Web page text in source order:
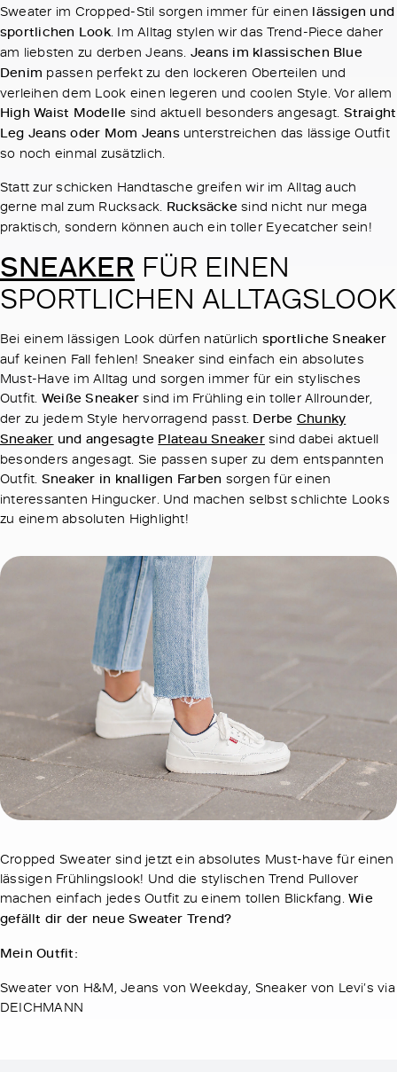
Sweater im Cropped-Stil sorgen immer für einen lässigen und
sportlichen Look. Im Alltag stylen wir das Trend-Piece daher
am liebsten zu derben Jeans. Jeans im klassischen Blue
Denim passen perfekt zu den lockeren Oberteilen und
verleihen dem Look einen legeren und coolen Style. Vor allem
High Waist Modelle sind aktuell besonders angesagt. Straight
Leg Jeans oder Mom Jeansunterstreichen das lässige Outfit
so noch einmal zusätzlich.
Statt zur schicken Handtasche greifen wir im Alltag auch
gerne mal zum Rucksack. Rucksäckesind nicht nur mega
praktisch, sondern können auch ein toller Eyecatcher sein!
SNEAKER FÜR EINEN
SPORTLICHEN ALLTAGSLOOK
Bei einem lässigen Look dürfen natürlich sportliche Sneaker
auf keinen Fall fehlen! Sneaker sind einfach ein absolutes
Must-Have im Alltag und sorgen immer für ein stylisches
Outfit. Weiße Sneaker sind im Frühling ein toller Allrounder,
der zu jedem Style hervorragend passt. Derbe Chunky
Sneaker und angesagte Plateau Sneakersind dabei aktuell
besonders angesagt. Sie passen super zu dem entspannten
Outfit. Sneaker in knalligen Farben sorgen für einen
interessanten Hingucker. Und machen selbst schlichte Looks
zu einem absoluten Highlight!
Cropped Sweater sind jetzt ein absolutes Must-have für einen
lässigen Frühlingslook! Und die stylischen Trend Pullover
machen einfach jedes Outfit zu einem tollen Blickfang.Wie
gefällt dir der neue Sweater Trend?
Mein Outfit:
Sweater von H&M, Jeans von Weekday, Sneaker von Levi’s via
DEICHMANN